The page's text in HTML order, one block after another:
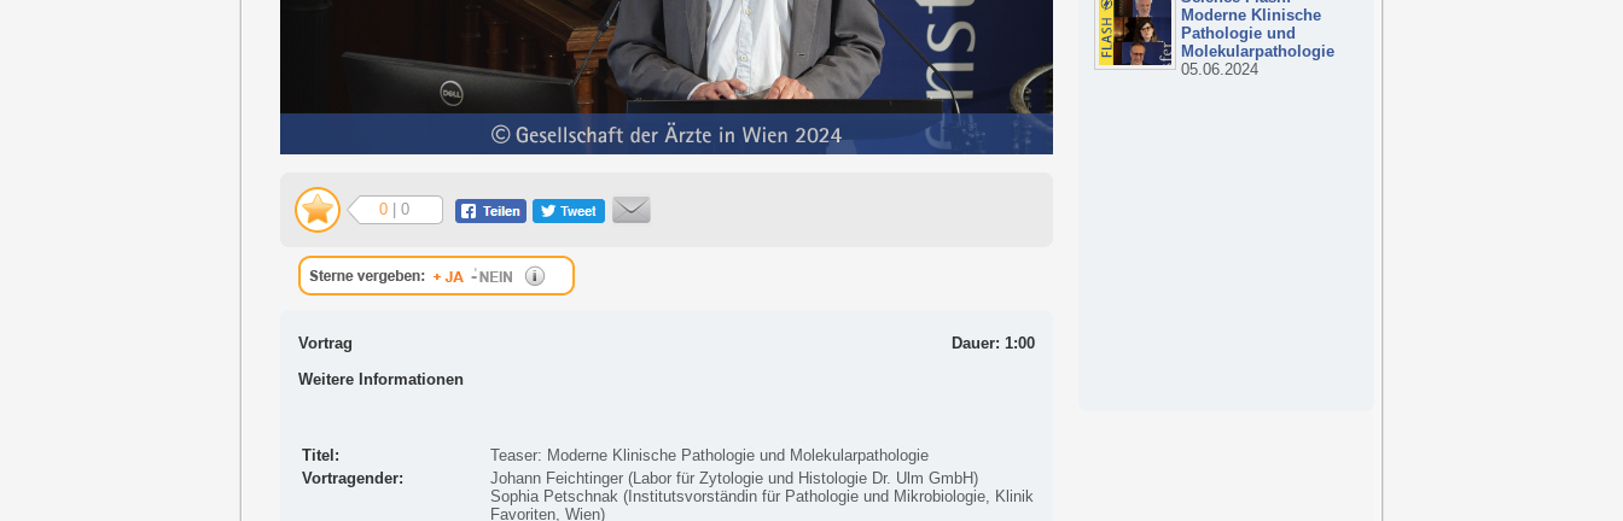
Moderne Klinische
Pathologie und
Molekularpathologie
05.06.2024
0 | 0
Dauer: 1:00
Vortrag
Weitere Informationen
Titel:
Teaser: Moderne Klinische Pathologie und Molekularpathologie
Vortragender:
Johann Feichtinger (Labor für Zytologie und Histologie Dr. Ulm GmbH)
Sophia Petschnak (Institutsvorständin für Pathologie und Mikrobiologie, Klinik
Favoriten, Wien)